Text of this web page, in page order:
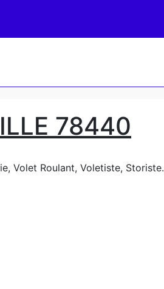
78440
Volet Roulant, Voletiste, Storiste.